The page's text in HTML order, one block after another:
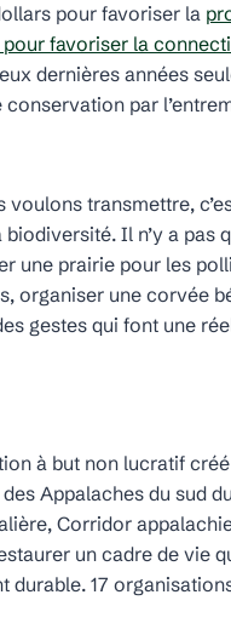
pour favoriser la
pour favoriser la
dernières années
par
transmettre,
Il n’y a pas
une prairie pour les
organiser une corvée
gestes qui font une
à but non lucratif
Appalaches du sud
Corridor
un cadre de vie
durable. 17